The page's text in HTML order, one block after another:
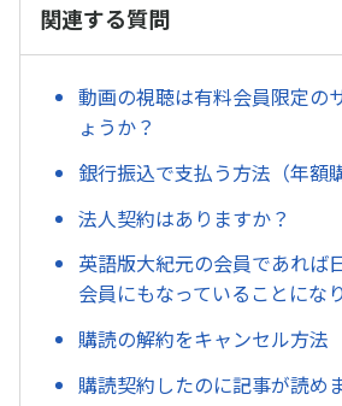
関連する質問
動画の視聴は有料会員限定の
ょうか？
銀行振込で支払う方法（年額
法人契約はありますか？
英語版大紀元の会員であれば
会員にもなっていることにな
購読の解約をキャンセル方法
購読契約したのに記事が読め